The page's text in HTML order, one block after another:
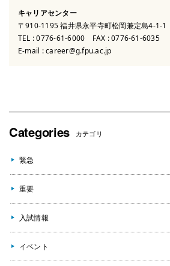
キャリアセンター
〒910-1195 福井県永平寺町松岡兼定島4-1-1
TEL :0776-61-6000 FAX : 0776-61-6035
E-mail :career@g.fpu.ac.jp
Categories カテゴリ
緊急
重要
入試情報
イベント